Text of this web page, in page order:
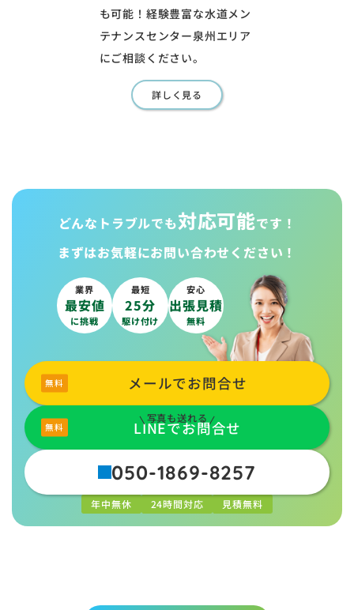
も可能！経験豊富な水道メン
テナンスセンター泉州エリア
にご相談ください。
詳しく見る
どんなトラブルでも対応可能です！
まずはお気軽にお問い合わせください！
業界
最安値
に挑戦
最短
25分
駆け付け
安心
出張見積
無料
メールでお問合せ
写真も送れる
LINEでお問合せ
050-1869-8257
年中無休 24時間対応 見積無料